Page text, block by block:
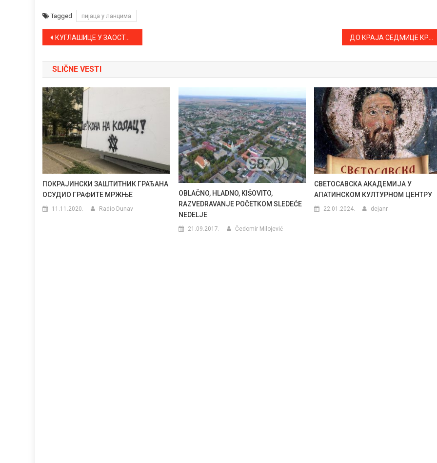
Tagged пијаца у ланцима
Kretanje
članka
КУГЛАШИЦЕ У ЗАОСТАЛОЈ УТАКМИЦИ ПОБЕДИЛЕ ЈАГОДИНУ
SLIČNE VESTI
ПОКРАЈИНСКИ ЗАШТИТНИК ГРАЂАНА
ОСУДИО ГРАФИТЕ МРЖЊЕ
11.11.2020. Radio Dunav
OBLAČNO, HLADNO, KIŠOVITO,
RAZVEDRAVANJE POČETKOM SLEDEĆE
NEDELJE
21.09.2017. Čedomir Milojević
СВЕТОСАВСКА АКАДЕМИЈА У
АПАТИНСКОМ КУЛТУРНОМ ЦЕНТРУ
22.01.2024. dejanr